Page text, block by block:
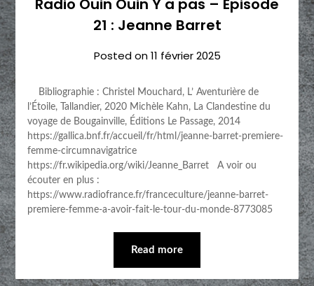
Radio Ouin Ouin Y a pas – Episode
21 : Jeanne Barret
Posted on11 février 2025
Bibliographie : Christel Mouchard, L’ Aventurière de
l’Étoile, Tallandier, 2020 Michèle Kahn, La Clandestine du
voyage de Bougainville, Éditions Le Passage, 2014
https://gallica.bnf.fr/accueil/fr/html/jeanne-barret-premiere-
femme-circumnavigatrice
https://fr.wikipedia.org/wiki/Jeanne_Barret A voir ou
écouter en plus :
https://www.radiofrance.fr/franceculture/jeanne-barret-
premiere-femme-a-avoir-fait-le-tour-du-monde-8773085
Read more